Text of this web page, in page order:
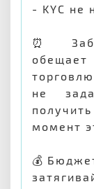
- KYC не
⏰
не
момент